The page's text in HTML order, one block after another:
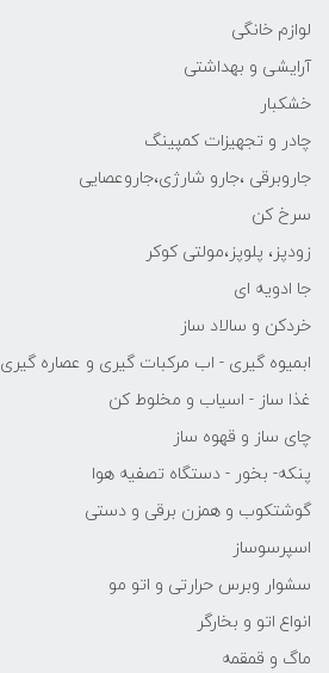
لوازم خانگی
آرایشی و بهداشتی
خشکبار
چادر و تجهیزات کمپینگ
جاروبرقی ،جارو شارژی،جاروعصایی
سرخ کن
زودپز، پلوپز،مولتی کوکر
جا ادویه ای
خردکن و سالاد ساز
ابمیوه گیری - اب مرکبات گیری و عصاره گیری
غذا ساز - اسیاب و مخلوط کن
چای ساز و قهوه ساز
پنکه- بخور - دستگاه تصفیه هوا
گوشتکوب و همزن برقی و دستی
اسپرسوساز
سشوار وبرس حرارتی و اتو مو
انواع اتو و بخارگر
ماگ و قمقمه